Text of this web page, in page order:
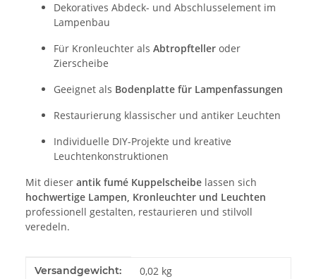
Dekoratives Abdeck- und Abschlusselement im
Lampenbau
Für Kronleuchter als Abtropfteller oder
Zierscheibe
Geeignet als Bodenplatte für Lampenfassungen
Restaurierung klassischer und antiker Leuchten
Individuelle DIY-Projekte und kreative
Leuchtenkonstruktionen
Mit dieser antik fumé Kuppelscheibe lassen sich
hochwertige Lampen, Kronleuchter und Leuchten
professionell gestalten, restaurieren und stilvoll
veredeln.
Produkteigenschaft
Wert
Versandgewicht: 0,02 kg